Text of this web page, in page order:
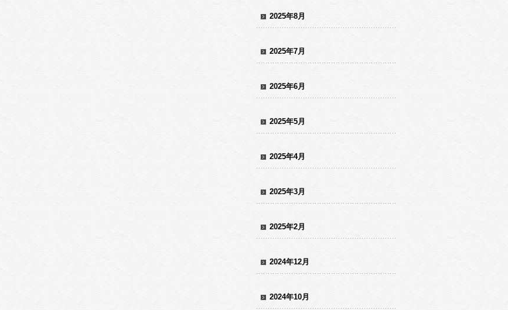
2025年8月
2025年7月
2025年6月
2025年5月
2025年4月
2025年3月
2025年2月
2024年12月
2024年10月